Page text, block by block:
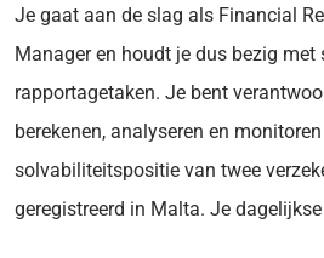
Je gaat aan de slag als Financial
Manager en houdt je dus bezig met
rapportagetaken. Je bent
berekenen, analyseren en
solvabiliteitspositie van twee
geregistreerd in Malta. Je